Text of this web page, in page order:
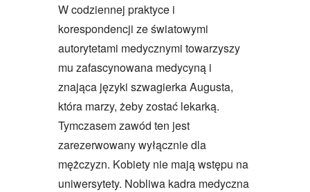
W codziennej praktyce i
korespondencji ze światowymi
autorytetami medycznymi towarzyszy
mu zafascynowana medycyną i
znająca języki szwagierka Augusta,
która marzy, żeby zostać lekarką.
Tymczasem zawód ten jest
zarezerwowany wyłącznie dla
mężczyzn. Kobiety nie mają wstępu na
uniwersytety. Nobliwa kadra medyczna